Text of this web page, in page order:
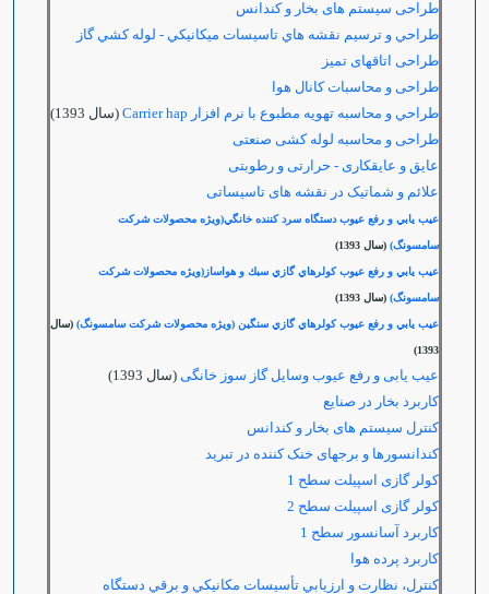
طراحی سیستم های بخار و کندانس
طراحي و ترسيم نقشه هاي تاسيسات ميكانيكي - لوله كشي گاز
طراحی اتاقهای تمیز
طراحی و محاسبات کانال هوا
طراحي و محاسبه تهويه مطبوع با نرم افزار Carrier hap
(سال 1393)
طراحی و محاسبه لوله کشی صنعتی
عایق و عایقکاری - حرارتی و رطوبتی
علائم و شماتیک در نقشه های تاسیساتی
عيب يابي و رفع عيوب دستگاه سرد كننده خانگي(ویژه محصولات شرکت
سامسونگ) (سال 1393)
عيب يابي و رفع عيوب كولرهاي گازي سبك و هواساز(ويژه محصولات شركت
سامسونگ) (سال 1393)
عيب يابي و رفع عيوب كولرهاي گازي سنگين (ويژه محصولات شركت سامسونگ) (سال
1393)
عیب یابی و رفع عیوب وسایل گاز سوز خانگی (سال 1393)
کاربرد بخار در صنایع
کنترل سیستم های بخار و کندانس
کندانسورها و برجهای خنک کننده در تبرید
کولر گازی اسپیلت سطح 1
کولر گازی اسپیلت سطح 2
كاربرد آسانسور سطح 1
كاربرد پرده هوا
كنترل،‌ نظارت و ارزيابي تأسيسات مكانيكي و برقي دستگاه